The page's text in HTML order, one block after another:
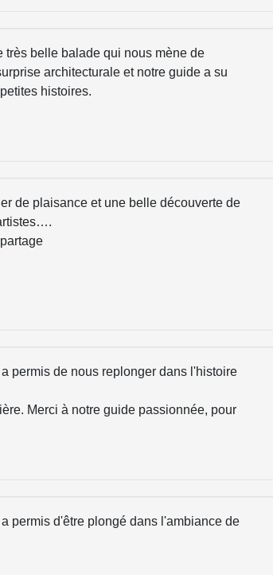
très belle balade qui nous mène de
architecturale et notre guide a su
histoires.
de plaisance et une belle découverte de
permis de nous replonger dans l'histoire
Merci à notre guide passionnée, pour
permis d'être plongé dans l'ambiance de